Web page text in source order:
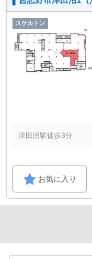
スケルトン
津田沼駅徒歩3分
お気に入り